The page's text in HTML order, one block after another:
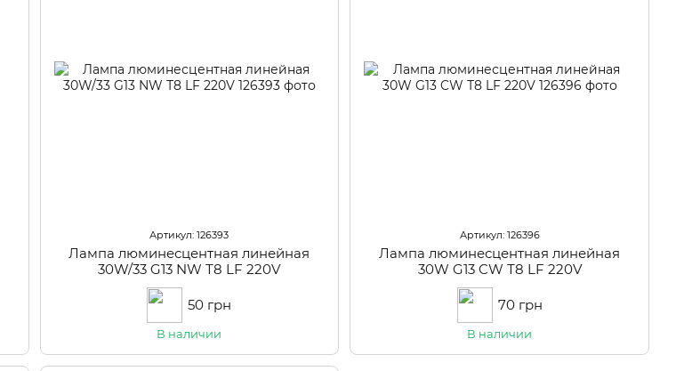
Артикул: 126393
Лампа люминесцентная линейная
30W/33 G13 NW Т8 LF 220V
50 грн
В наличии
Артикул: 126396
Лампа люминесцентная линейная
30W G13 CW Т8 LF 220V
70 грн
В наличии